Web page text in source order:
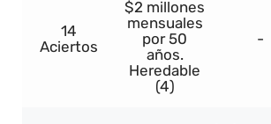
14
Aciertos
$2 millones
mensuales
por 50
años.
Heredable
(4)
-